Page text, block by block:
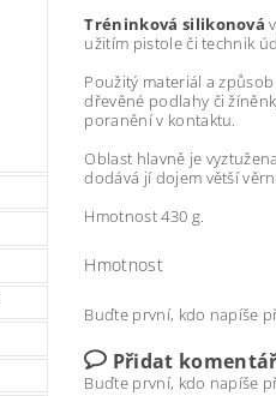
Tréninková silikonová
užitím pistole či technik
Použitý materiál a
dřevěné podlahy či
poranění v kontaktu.
Oblast hlavně je
dodává jí dojem větší
Hmotnost 430 g.
Hmotnost
Buďte první, kdo napíše
Přidat
Buďte první, kdo napíše